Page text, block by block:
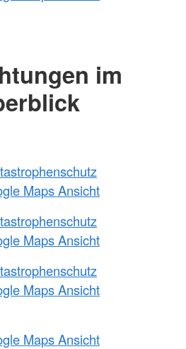
im
Maps Ansicht
Maps Ansicht
Maps Ansicht
Maps Ansicht